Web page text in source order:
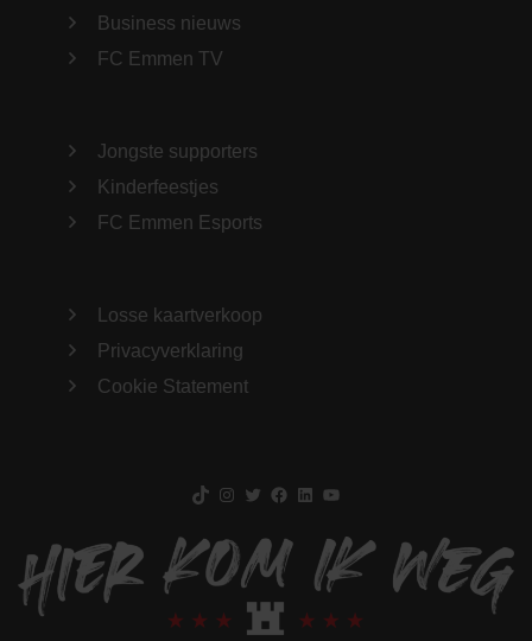
Business nieuws
FC Emmen TV
Jongste supporters
Kinderfeestjes
FC Emmen Esports
Losse kaartverkoop
Privacyverklaring
Cookie Statement